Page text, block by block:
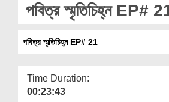
Magazine
Departments
More
পবিত্র স্মৃতিচিহ্ন EP#
পবিত্র স্মৃতিচিহ্ন EP# 21
Time Duration:
00:23:43